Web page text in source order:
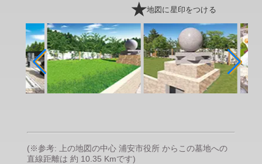
地図に星印をつける
(※参考: 上の地図の中心 浦安市役所 からこの墓地への
直線距離は 約 10.35 Kmです)